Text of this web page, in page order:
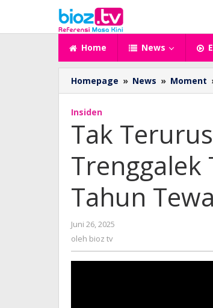
konten
Home News
Homepage » News » Moment
Insiden
Tak
Trenggalek
Tahun
Juni 26, 2025
oleh bioz tv